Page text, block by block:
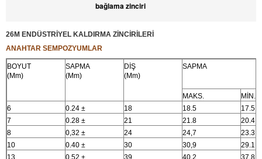
bağlama zinciri
26M ENDÜSTRİYEL KALDIRMA ZİNCİRİLERİ
ANAHTAR SEMPOZYUMLAR
BOYUT
(Mm)
SAPMA
(Mm)
DİŞ
(Mm)
SAPMA
MAKS.
MİN.
6
0.24 ± 18 18.5
17.5
7
0.28 ± 21 21.8
20.4
8
0,32 ± 24 24,7
23.3
10
0.40 ± 30 30,9
29.1
13
0.52 ± 39 40.2
37.8